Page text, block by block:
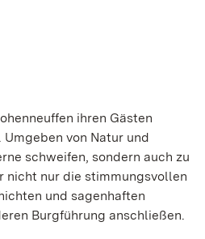
ihren Gästen
von Natur und
schweifen, sondern auch zu
nicht nur die stimmungsvollen
und sagenhaften
Burgführung anschließen.